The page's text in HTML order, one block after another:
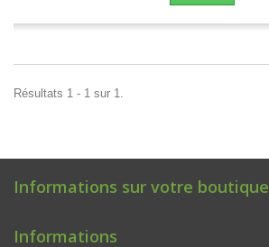
Résultats 1 - 1 sur 1.
Informations sur votre boutique
Informations